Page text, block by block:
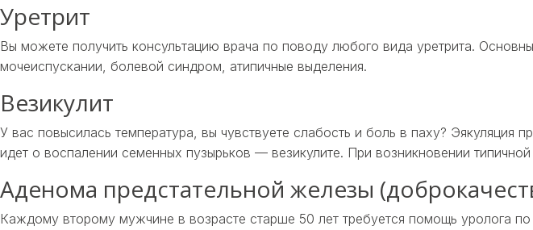
Уретрит
Вы можете получить консультацию врача по поводу любого вида уретрита.
мочеиспускании, болевой синдром, атипичные выделения.
Везикулит
У вас повысилась температура, вы чувствуете слабость и боль в паху?
идет о воспалении семенных пузырьков — везикулите. При возникновении
Аденома предстательной железы
Каждому второму мужчине в возрасте старше 50 лет требуется помощь уролога